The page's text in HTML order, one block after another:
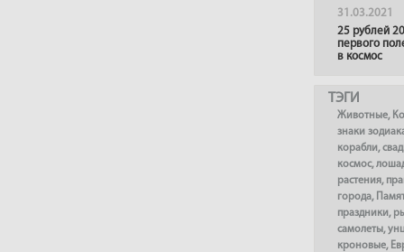
31.03.2021
25 рублей
первого
в космос
ТЭГИ
Животные,
знаки
корабли,
космос,
растения,
города,
праздники,
самолеты,
кроновые,